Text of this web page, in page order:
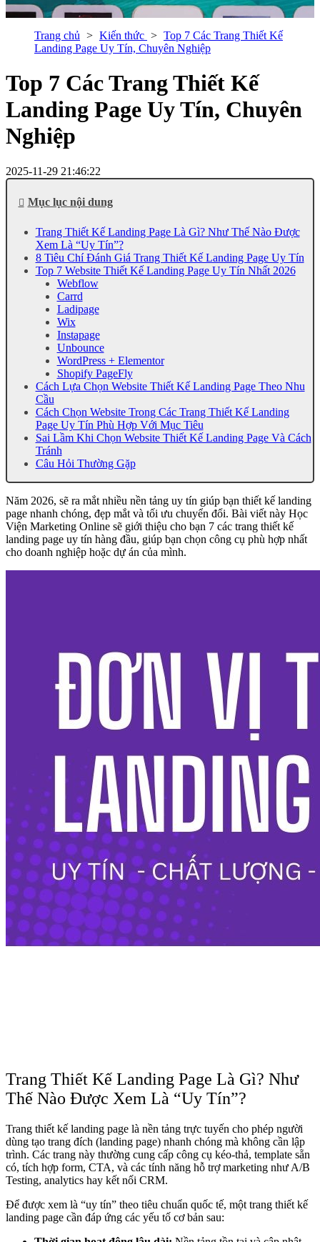
Trang chủ Kiến thức
Top 7 Các Trang Thiết Kế
Landing Page Uy Tín, Chuyên Nghiệp
Top 7 Các Trang Thiết Kế
Landing Page Uy Tín, Chuyên
Nghiệp
2025-11-29 21:46:22
Mục lục nội dung
Trang Thiết Kế Landing Page Là Gì? Như Thế Nào Được
Xem Là “Uy Tín”?
8 Tiêu Chí Đánh Giá Trang Thiết Kế Landing Page Uy Tín
Top 7 Website Thiết Kế Landing Page Uy Tín Nhất 2026
Webflow
Carrd
Ladipage
Wix
Instapage
Unbounce
WordPress + Elementor
Shopify PageFly
Cách Lựa Chọn Website Thiết Kế Landing Page Theo Nhu
Cầu
Cách Chọn Website Trong Các Trang Thiết Kế Landing
Page Uy Tín Phù Hợp Với Mục Tiêu
Sai Lầm Khi Chọn Website Thiết Kế Landing Page Và Cách
Tránh
Câu Hỏi Thường Gặp
Năm 2026, sẽ ra mắt nhiều nền tảng uy tín giúp bạn thiết kế landing
page nhanh chóng, đẹp mắt và tối ưu chuyển đổi. Bài viết này Học
Viện Marketing Online sẽ giới thiệu cho bạn 7 các trang thiết kế
landing page uy tín hàng đầu, giúp bạn chọn công cụ phù hợp nhất
cho doanh nghiệp hoặc dự án của mình.
Trang Thiết Kế Landing Page Là Gì? Như
Thế Nào Được Xem Là “Uy Tín”?
Trang thiết kế landing page là nền tảng trực tuyến cho phép người
dùng tạo trang đích (landing page) nhanh chóng mà không cần lập
trình. Các trang này thường cung cấp công cụ kéo-thả, template sẵn
có, tích hợp form, CTA, và các tính năng hỗ trợ marketing như A/B
Testing, analytics hay kết nối CRM.
Để được xem là “uy tín” theo tiêu chuẩn quốc tế, một trang thiết kế
landing page cần đáp ứng các yếu tố cơ bản sau: